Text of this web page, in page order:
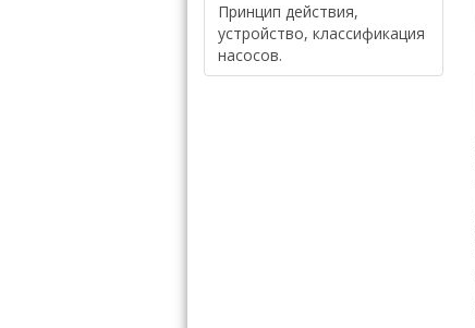
Принцип действия,
устройство, классификация
насосов.